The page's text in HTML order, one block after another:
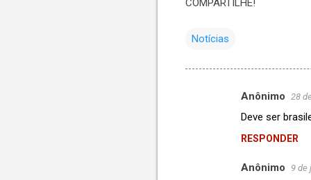
Notícias
Anônimo 28
Deve ser
RESPONDER
Anônimo 9 de